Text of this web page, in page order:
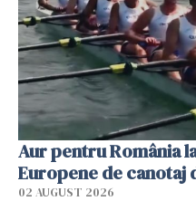
Aur pentru România
Europene de canotaj
02 AUGUST 2026